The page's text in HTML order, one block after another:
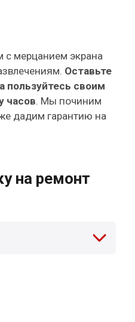
с мерцанием экрана
Оставьте
пользуйтесь своим
часов. Мы починим
дадим гарантию на
на ремонт